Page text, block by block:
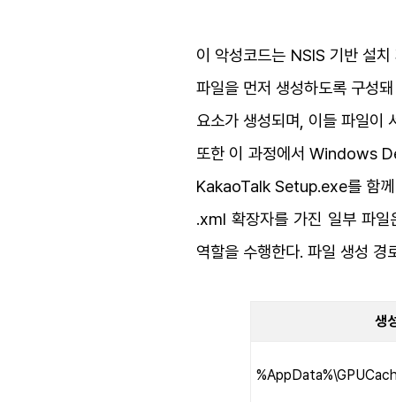
이 악성코드는 NSIS 기반 설
파일을 먼저 생성하도록 구
요소가 생성되며, 이들 파일이
또한 이 과정에서 Windows
KakaoTalk Setup.exe를 함께
.xml 확장자를 가진 일부 파
역할을 수행한다. 파일 생성
생